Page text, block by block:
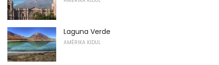
Laguna Verde
AMÉRIKA KIDUL